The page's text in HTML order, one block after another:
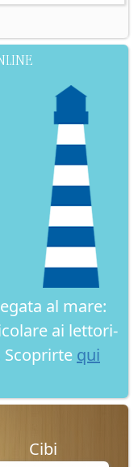
al mare:
ai lettori-
qui
Cibi